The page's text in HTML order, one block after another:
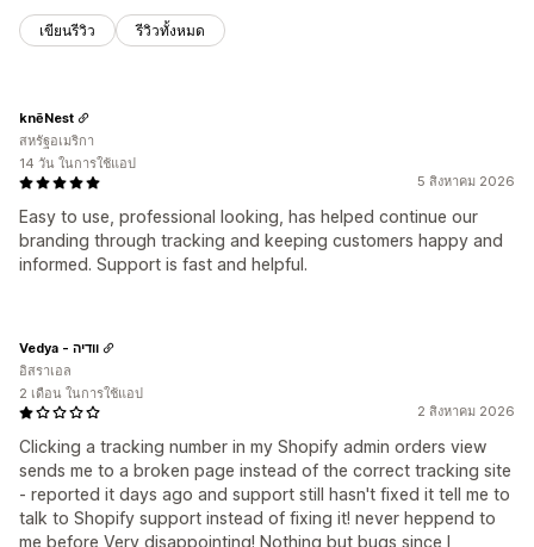
เขียนรีวิว รีวิวทั้งหมด
5 สิงหาคม 2026
Easy to use, professional looking, has helped continue our
branding through tracking and keeping customers happy and
informed. Support is fast and helpful.
knēNest
สหรัฐอเมริกา
14 วัน ในการใช้แอป
2 สิงหาคม 2026
Clicking a tracking number in my Shopify admin orders view
sends me to a broken page instead of the correct tracking site
- reported it days ago and support still hasn't fixed it tell me to
talk to Shopify support instead of fixing it! never heppend to
me before Very disappointing! Nothing but bugs since I
Vedya - וודיה
อิสราเอล
2 เดือน ในการใช้แอป